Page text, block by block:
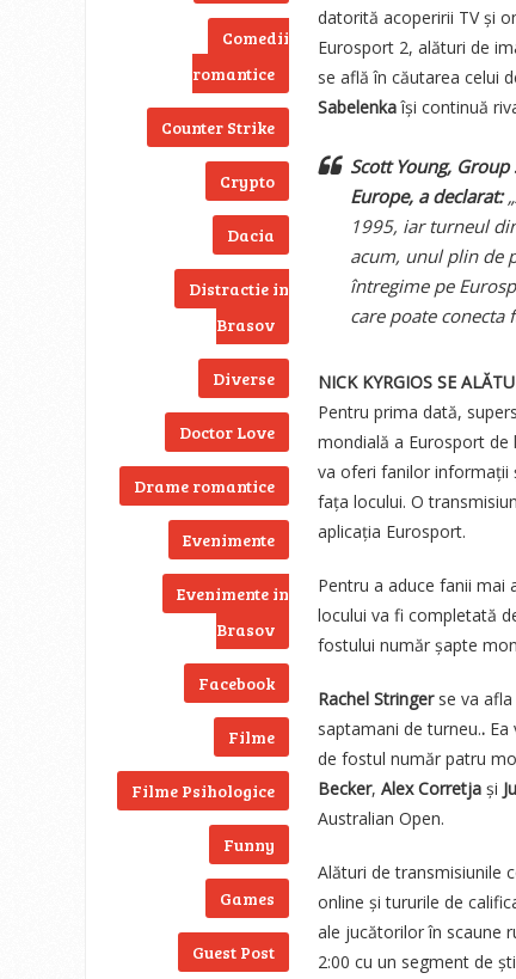
Comedii
romantice
Counter Strike
Crypto
Dacia
Distractie in
Brasov
Diverse
Doctor Love
Drame romantice
Evenimente
Evenimente in
Brasov
Facebook
Filme
Filme Psihologice
Funny
Games
Guest Post
datorită acoperirii TV și
Eurosport 2, alături de
se află în căutarea celui
Sabelenkaîși continuă
Scott Young,
Europe, a declarat:
1995, iar turneul
acum, unul plin de
întregime pe
care poate conecta
NICK KYRGIOS SE
Pentru prima dată,
mondială a Eurosport de
va oferi fanilor informații
fața locului. O
aplicația Eurosport.
Pentru a aduce fanii mai
locului va fi completată
fostului număr șapte
Rachel Stringerse va afla
saptamani de turneu.. Ea
de fostul număr patru
Becker, Alex Corretja și
Australian Open.
Alături de transmisiunile
online și tururile de
ale jucătorilor în scaune
2:00 cu un segment de